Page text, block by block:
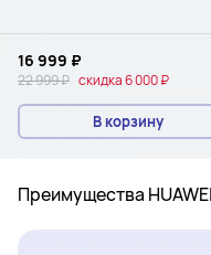
16 999 ₽
22 999 ₽ скидка6 000 ₽
В корзину
Преимущества